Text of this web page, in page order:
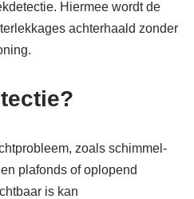
Hiermee wordt de
achterhaald zonder
zoals schimmel-
plafonds of oplopend
is kan